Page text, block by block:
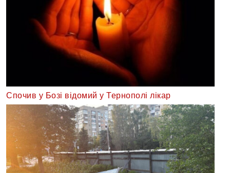
Спочив у Бозі відомий у Тернополі лікар